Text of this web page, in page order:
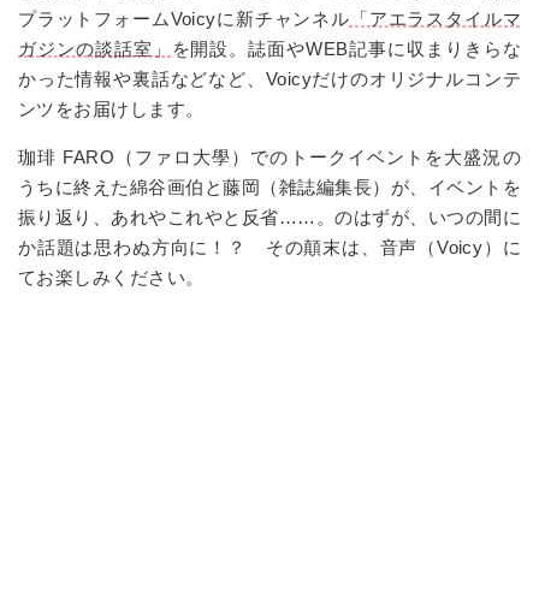
プラットフォームVoicyに新チャンネル 「アエラスタイルマ
ガジンの談話室」
を開設。誌面やWEB記事に収まりきらな
かった情報や裏話などなど、 Voicyだけのオリジナルコンテ
ンツをお届けします。
珈琲 FARO （ファロ大學）でのトークイベントを大盛況の
うちに終えた綿谷画伯と藤岡（雑誌編集長）が、イベントを
振り返り、あれやこれやと反省……。のはずが、いつの間に
か話題は思わぬ方向に！？ その顛末は、音声（Voicy）に
てお楽しみください。